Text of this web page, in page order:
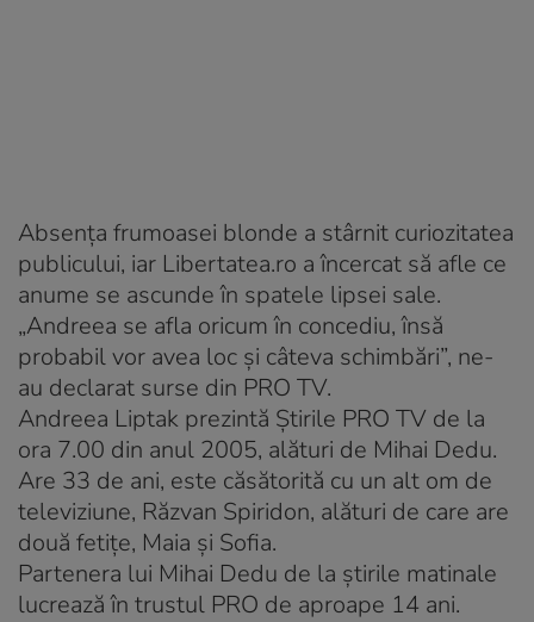
Absenţa frumoasei blonde a stârnit curiozitatea
publicului, iar Libertatea.ro a încercat să afle ce
anume se ascunde în spatele lipsei sale.
„Andreea se afla oricum în concediu, însă
probabil vor avea loc şi câteva schimbări”, ne-
au declarat surse din PRO TV.
Andreea Liptak prezintă Ştirile PRO TV de la
ora 7.00 din anul 2005, alături de Mihai Dedu.
Are 33 de ani, este căsătorită cu un alt om de
televiziune, Răzvan Spiridon, alături de care are
două fetiţe, Maia şi Sofia.
Partenera lui Mihai Dedu de la ştirile matinale
lucrează în trustul PRO de aproape 14 ani.